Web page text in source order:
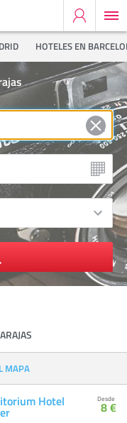
HOTELES EN
MAPA
Hotel Desde
8 €